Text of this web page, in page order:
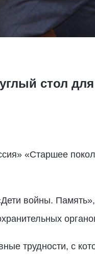
стол для
«Старшее
войны.
трудности, с